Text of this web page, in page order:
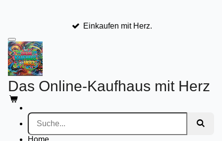
Einkaufen mit Herz.
Das Online-Kaufhaus mit Herz
Home